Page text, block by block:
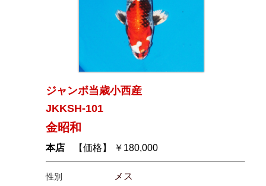
ジャンボ当歳小西産
JKKSH-101
金昭和
本店 【価格】 ￥180,000
性別 メス